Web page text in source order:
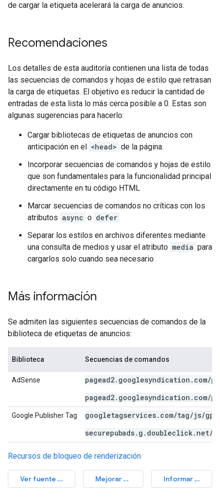
de cargar la etiqueta acelerará la carga de anuncios.
Recomendaciones
Los detalles de esta auditoría contienen una lista de todas
las secuencias de comandos y hojas de estilo que retrasan
la carga de etiquetas. El objetivo es reducir la cantidad de
entradas de esta lista lo más cerca posible a 0. Estas son
algunas sugerencias para hacerlo:
Cargar bibliotecas de etiquetas de anuncios con
anticipación en el <head> de la página.
Incorporar secuencias de comandos y hojas de estilo
que son fundamentales para la funcionalidad principal
directamente en tu código HTML
Marcar secuencias de comandos no críticas con los
atributos async o defer
Separar los estilos en archivos diferentes mediante
una consulta de medios y usar el atributo media para
cargarlos solo cuando sea necesario
Más información
Se admiten las siguientes secuencias de comandos de la
biblioteca de etiquetas de anuncios:
Biblioteca Secuencias de comandos
AdSense
pagead2.googlesyndication.com/
pagead2.googlesyndication.com/
Google Publisher Tag
googletagservices.com/tag/js/
Recursos de bloqueo de renderización
Ver fuente de la auditoría Mejorar este artículo Informar un problema